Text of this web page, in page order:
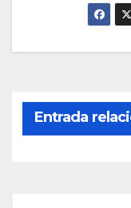
Entrada